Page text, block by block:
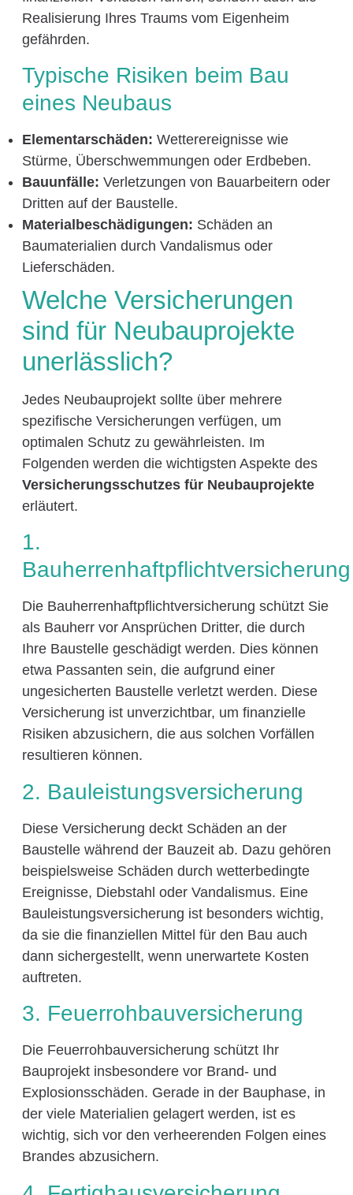
Realisierung Ihres Traums vom Eigenheim
gefährden.
Typische Risiken beim Bau
eines Neubaus
Elementarschäden: Wetterereignisse wie
Stürme, Überschwemmungen oder Erdbeben.
Bauunfälle: Verletzungen von Bauarbeitern oder
Dritten auf der Baustelle.
Materialbeschädigungen: Schäden an
Baumaterialien durch Vandalismus oder
Lieferschäden.
Welche Versicherungen
sind für Neubauprojekte
unerlässlich?
Jedes Neubauprojekt sollte über mehrere
spezifische Versicherungen verfügen, um
optimalen Schutz zu gewährleisten. Im
Folgenden werden die wichtigsten Aspekte des
Versicherungsschutzes für Neubauprojekte
erläutert.
1.
Bauherrenhaftpflichtversicherung
Die Bauherrenhaftpflichtversicherung schützt Sie
als Bauherr vor Ansprüchen Dritter, die durch
Ihre Baustelle geschädigt werden. Dies können
etwa Passanten sein, die aufgrund einer
ungesicherten Baustelle verletzt werden. Diese
Versicherung ist unverzichtbar, um finanzielle
Risiken abzusichern, die aus solchen Vorfällen
resultieren können.
2. Bauleistungsversicherung
Diese Versicherung deckt Schäden an der
Baustelle während der Bauzeit ab. Dazu gehören
beispielsweise Schäden durch wetterbedingte
Ereignisse, Diebstahl oder Vandalismus. Eine
Bauleistungsversicherung ist besonders wichtig,
da sie die finanziellen Mittel für den Bau auch
dann sichergestellt, wenn unerwartete Kosten
auftreten.
3. Feuerrohbauversicherung
Die Feuerrohbauversicherung schützt Ihr
Bauprojekt insbesondere vor Brand- und
Explosionsschäden. Gerade in der Bauphase, in
der viele Materialien gelagert werden, ist es
wichtig, sich vor den verheerenden Folgen eines
Brandes abzusichern.